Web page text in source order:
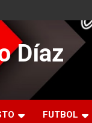
Díaz
FUTBOL